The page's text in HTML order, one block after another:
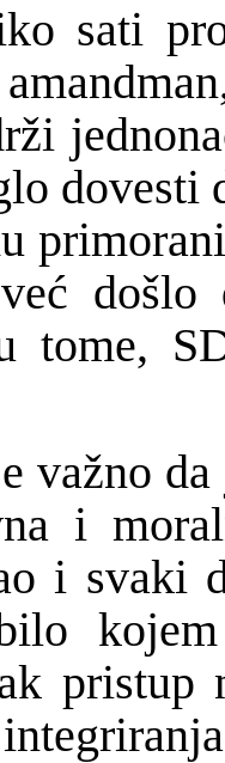
sati
dovesti
došlo
tome,
važno
i
i svaki
kojem